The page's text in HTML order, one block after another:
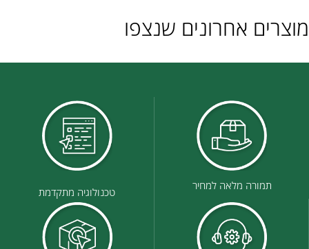
מוצרים אחרונים שנצפו
תמורה מלאה למחיר טכנולוגיה מתקדמת